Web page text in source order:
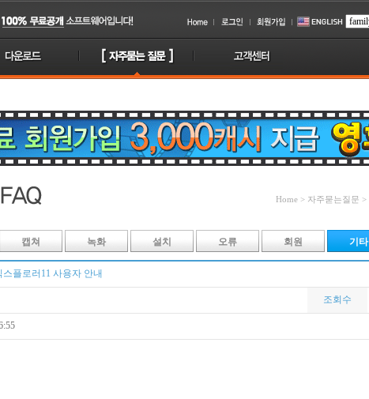
Home > 자주묻는질문 >
캡쳐 녹화 설치 오류 회원 기타
플로러11 사용자 안내
조회수